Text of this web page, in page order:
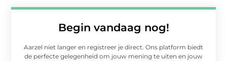
Begin vandaag nog!
Aarzel niet langer en registreer je direct. Ons platform biedt
de perfecte gelegenheid om jouw mening te uiten en jouw